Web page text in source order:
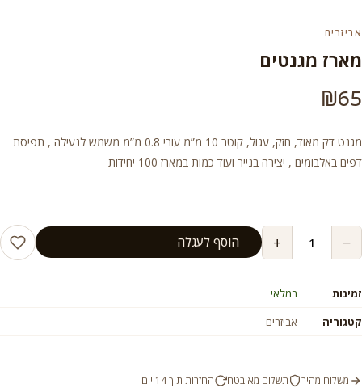
אביזרים
מארז מגנטים
₪65
מגנט דק מאוד, חזק, עגול, קוטר 10 מ”מ עובי 0.8 מ”מ משמש לנעילה , תפיסת
דפים באלבומים , יצירה בנייר ועוד כמות במארז 100 יחידות
−
+ הוסף לעגלה
זמינות
במלאי
קטגוריה
אביזרים
משלוח מהיר תשלום מאובטח החזרות תוך 14 יום